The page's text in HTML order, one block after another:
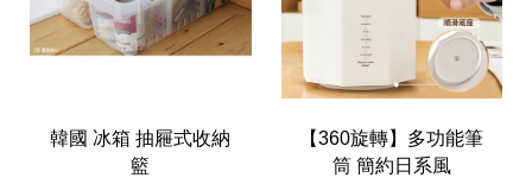
韓國 冰箱 抽屜式收納
籃
【360旋轉】多功能筆
筒 簡約日系風